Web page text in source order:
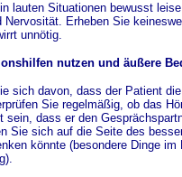
lauten Situationen bewusst
Nervosität. Erheben Sie
unnötig.
nutzen und äußere
sich davon, dass der Patient
Sie regelmäßig, ob das
sein, dass er den
Sie sich auf die Seite des
könnte (besondere Dinge